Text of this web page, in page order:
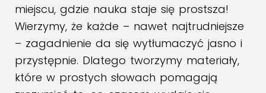
miejscu, gdzie nauka staje się prostsza!
Wierzymy, że każde – nawet najtrudniejsze
– zagadnienie da się wytłumaczyć jasno i
przystępnie. Dlatego tworzymy materiały,
które w prostych słowach pomagają